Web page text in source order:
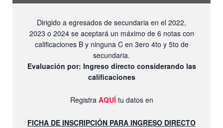
Dirigido a egresados de secundaria en el 2022,
2023 o 2024 se aceptará un máximo de 6 notas con
calificaciones B y ninguna C en 3ero 4to y 5to de
secundaria.
Evaluación por: Ingreso directo considerando las
calificaciones
Registra AQUÍ tu datos en
FICHA DE INSCRIPCIÓN PARA INGRESO DIRECTO